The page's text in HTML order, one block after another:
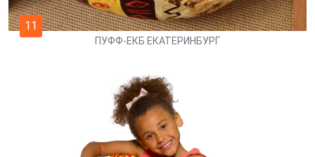
11
ПУФФ-ЕКБ ЕКАТЕРИНБУРГ